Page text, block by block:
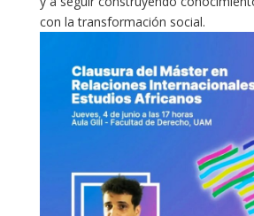
con la transformación social.